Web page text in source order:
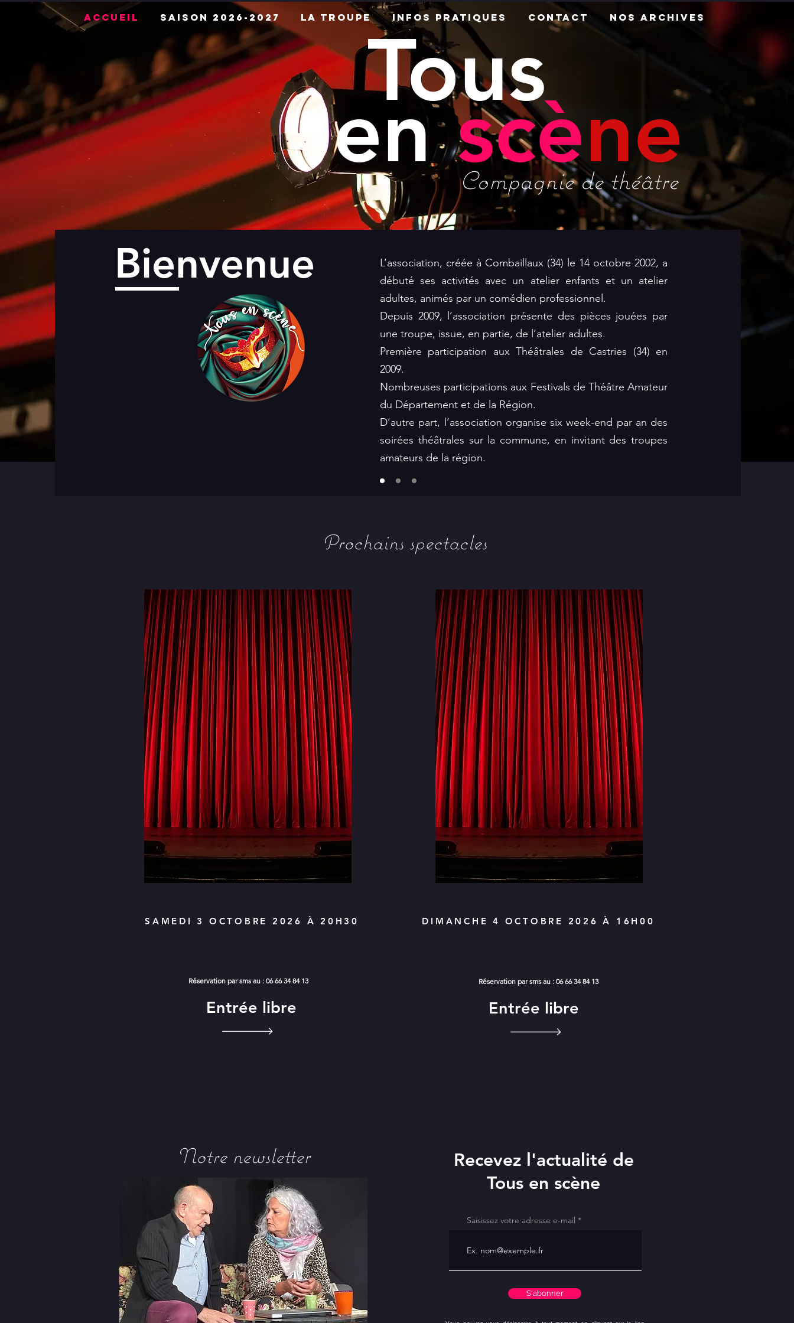
enscène
Compagnie de théâtre
Tous
Bienvenue
L’association, créée à Combaillaux (34) le 14 octobre 2002, a
débuté ses activités avec un atelier enfants et un atelier
adultes, animés par un comédien professionnel.
Depuis 2009, l’association présente des pièces jouées par
une troupe, issue, en partie, de l’atelier adultes.
Première participation aux Théâtrales de Castries (34) en
2009.
Nombreuses participations aux Festivals de Théâtre Amateur
du Département et de la Région.
D’autre part, l’association organise six week-end par an des
soirées théâtrales sur la commune, en invitant des troupes
amateurs de la région.
Prochains spectacles
SAMEDI 3 OCTOBRE 2026 À 20H30
Réservation par sms au : 06 66 34 84 13
Entrée libre
DIMANCHE 4 OCTOBRE 2026 À 16H00
Réservation par sms au : 06 66 34 84 13
Entrée libre
Notre newsletter
Recevez l'actualité de
Tous en scène
Saisissez votre adresse e-mail
S'abonner
Accueil Saison 2026-2027 La troupe Infos pratiques Contact Nos archives